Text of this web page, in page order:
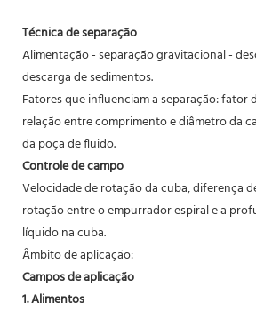
Técnica de separação
Alimentação - separação gravitacional -
descarga de sedimentos.
Fatores que influenciam a separação: fator
relação entre comprimento e diâmetro da
da poça de fluido.
Controle de campo
Velocidade de rotação da cuba, diferença
rotação entre o empurrador espiral e a
líquido na cuba.
Âmbito de aplicação:
Campos de aplicação
1. Alimentos